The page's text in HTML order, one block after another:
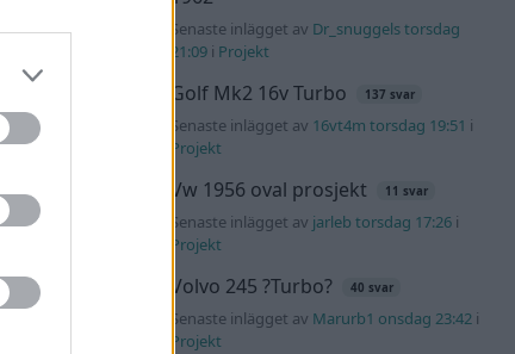
#22
Senaste inlägget av Dr_snuggels torsdag
21:09 i Projekt
Golf Mk2 16v Turbo 137 svar
Senaste inlägget av 16vt4m torsdag 19:51 i
Projekt
Vw 1956 oval prosjekt 11 svar
Senaste inlägget av jarleb torsdag 17:26 i
Projekt
Volvo 245 ?Turbo? 40 svar
Senaste inlägget av Marurb1 onsdag 23:42 i
Projekt